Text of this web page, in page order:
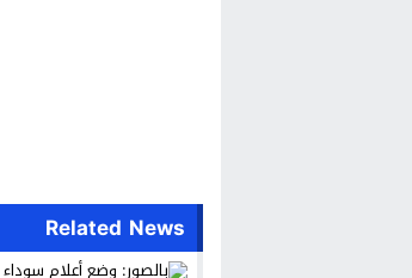
Related News